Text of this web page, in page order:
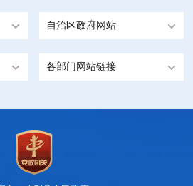
自治区政府网站
各部门网站链接